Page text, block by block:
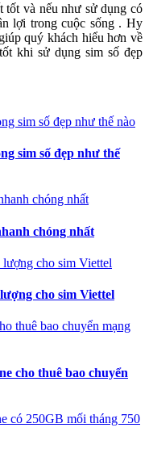
và nếu như sử dụng có
lợi trong cuộc sống . Hy
quý khách hiểu hơn về
khi sử dụng sim số đẹp
sim số đẹp như thế
chóng nhất
cho sim Viettel
cho thuê bao chuyển